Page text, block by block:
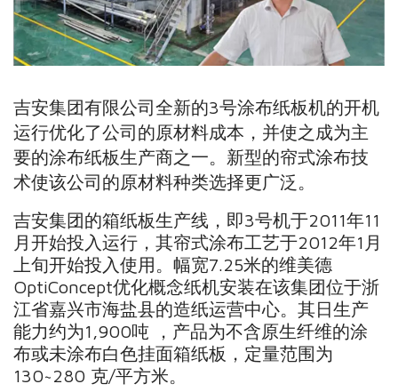
吉安集团有限公司全新的3号涂布纸板机的开机
运行优化了公司的原材料成本，并使之成为主
要的涂布纸板生产商之一。新型的帘式涂布技
术使该公司的原材料种类选择更广泛。
吉安集团的箱纸板生产线，即3号机于2011年11
月开始投入运行，其帘式涂布工艺于2012年1月
上旬开始投入使用。幅宽7.25米的维美德
OptiConcept优化概念纸机安装在该集团位于浙
江省嘉兴市海盐县的造纸运营中心。其日生产
能力约为1,900吨 ，产品为不含原生纤维的涂
布或未涂布白色挂面箱纸板，定量范围为
130~280 克/平方米。